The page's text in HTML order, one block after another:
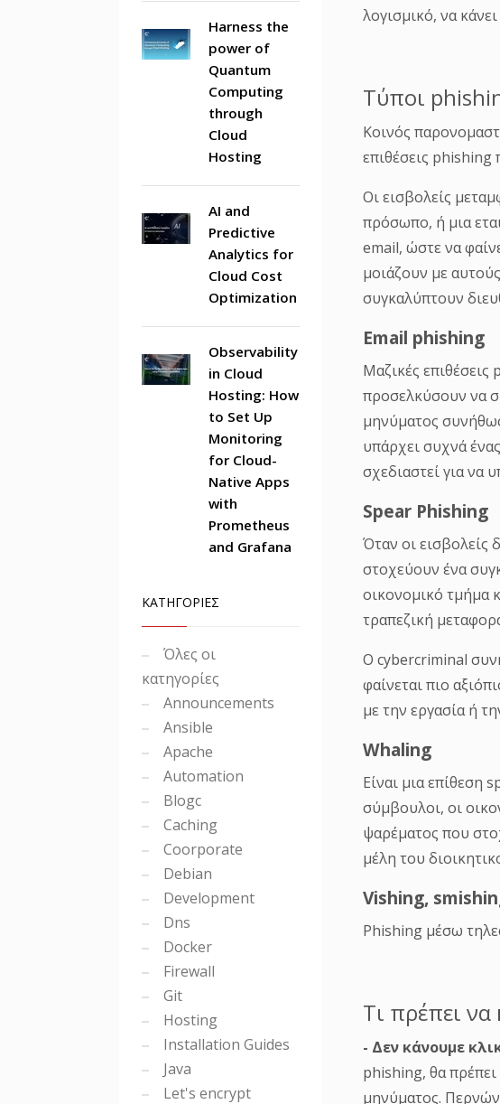
λογισμικό, να
Κοινός
επιθέσεις
Οι εισβολείς
email, ώστε να
μοιάζουν με
συγκαλύπτουν
Email phishing
Μαζικές
μηνύματος
υπάρχει συχνά
σχεδιαστεί για να
Spear Phishing
Όταν οι εισβολείς
οικονομικό τμήμα
τραπεζική
Ο cybercriminal
με την εργασία ή
Whaling
Είναι μια επίθεση
ψαρέματος που
μέλη του
Vishing,
Phishing μέσω
- Δεν κάνουμε
phishing, θα
μηνύματος.
μας μεταφέρει.
Harness the
power of
Quantum
Computing
through
Cloud
Hosting
AI and
Predictive
Analytics for
Cloud Cost
Optimization
Observability
in Cloud
Hosting: How
to Set Up
Monitoring
for Cloud-
Native Apps
with
Prometheus
and Grafana
ΚΑΤΗΓΟΡΊΕΣ
Όλες οι
κατηγορίες
Announcements
Ansible
Apache
Automation
Blogc
Caching
Coorporate
Debian
Development
Dns
Docker
Firewall
Git
Hosting
Installation Guides
Java
Let's encrypt